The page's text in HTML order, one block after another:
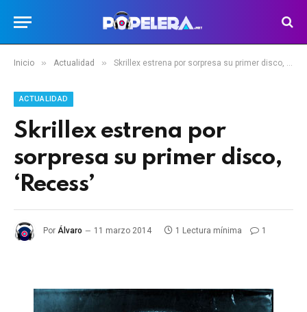
Inicio » Actualidad » Skrillex estrena por sorpresa su primer disco, ‘Recess’
ACTUALIDAD
Skrillex estrena por
sorpresa su primer disco,
‘Recess’
Por Álvaro 11 marzo 2014 1 Lectura mínima 1